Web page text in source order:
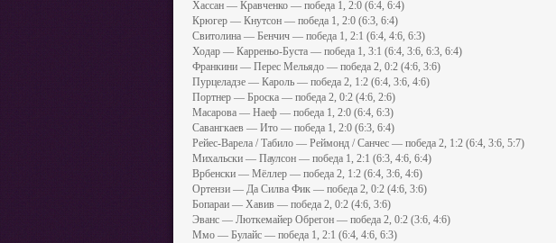
Хассан — Кравченко — победа 1, 2:0 (6:4, 6:4)
Крюгер — Кнутсон — победа 1, 2:0 (6:3, 6:4)
Свитолина — Бенчич — победа 1, 2:1 (6:4, 4:6, 6:3)
Ходар — Карреньо-Буста — победа 1, 3:1 (6:4, 3:6, 6:3, 6:4)
Франкини — Перес Мельядо — победа 2, 0:2 (4:6, 3:6)
Пурцеладзе — Кароль — победа 2, 1:2 (6:4, 3:6, 4:6)
Портнер — Броска — победа 2, 0:2 (4:6, 2:6)
Масарова — Наеф — победа 1, 2:0 (6:4, 6:3)
Савангкаев — Ито — победа 1, 2:0 (6:3, 6:4)
Рейес-Варела / Табило — Реймонд / Санчес — победа 2, 1:2 (6:4, 3:6, 5:7)
Михальски — Паулсон — победа 1, 2:1 (6:3, 4:6, 6:4)
Врбенски — Мёллер — победа 2, 1:2 (6:4, 3:6, 4:6)
Ортензи — Да Силва Фик — победа 2, 0:2 (4:6, 3:6)
Бопараи — Хавив — победа 2, 0:2 (4:6, 3:6)
Эванс — Люткемайер Обрегон — победа 2, 0:2 (3:6, 4:6)
Ммо — Булайс — победа 1, 2:1 (6:4, 4:6, 6:3)